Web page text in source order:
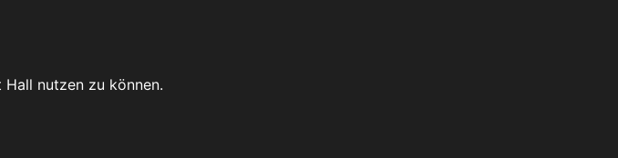
nutzen zu können.